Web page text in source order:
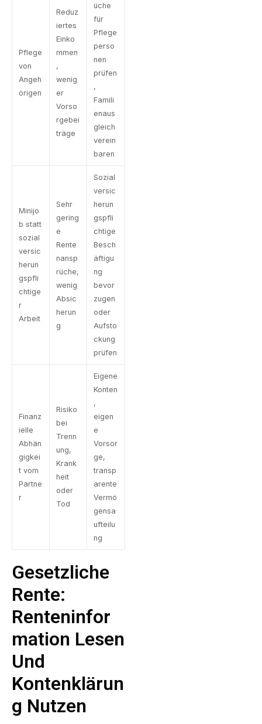
Pflege
von
Angeh
örigen
Reduz
iertes
Einko
mmen
,
wenig
er
Vorso
rgebei
träge
üche
für
Pflege
perso
nen
prüfen
,
Famili
enaus
gleich
verein
baren
Minijo
b statt
sozial
versic
herun
gspfli
chtige
r
Arbeit
Sehr
gering
e
Rente
nansp
rüche,
wenig
Absic
herun
g
Sozial
versic
herun
gspfli
chtige
Besch
äftigu
ng
bevor
zugen
oder
Aufsto
ckung
prüfen
Finanz
ielle
Abhän
gigkei
t vom
Partne
r
Risiko
bei
Trenn
ung,
Krank
heit
oder
Tod
Eigene
Konten
,
eigen
e
Vorsor
ge,
transp
arente
Vermö
gensa
ufteilu
ng
Gesetzliche
Rente:
Renteninfor
Mation Lesen
Und
Kontenklärun
G Nutzen